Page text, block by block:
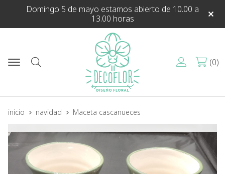
Domingo 5 de mayo estamos abierto de 10.00 a
13.00 horas
Buscar
0
inicio navidad Maceta cascanueces